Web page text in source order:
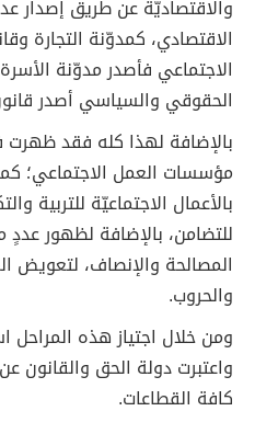
والاقتصاديّة عن طريق إصدار
الاقتصادي، كمدوّنة التجارة
الاجتماعي فأصدر مدوّنة
الحقوقي والسياسي أصدر
بالإضافة لهذا كله فقد
مؤسسات العمل
بالأعمال الاجتماعيّة
للتضامن، بالإضافة لظهور
المصالحة والإنصاف، لتعويض
والحروب.
ومن خلال اجتياز هذه المراحل
واعتبرت دولة الحق
كافة القطاعات.